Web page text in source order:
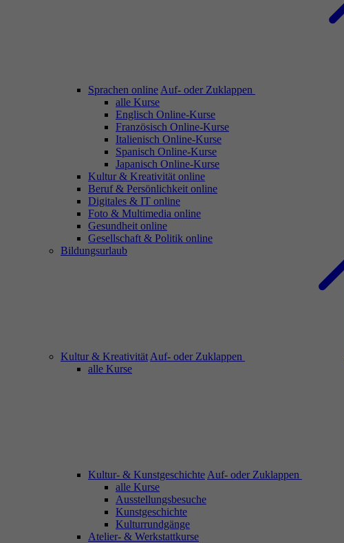
Sprachen online Auf- oder Zuklappen
alle Kurse
Englisch Online-Kurse
Französisch Online-Kurse
Italienisch Online-Kurse
Spanisch Online-Kurse
Japanisch Online-Kurse
Kultur & Kreativität online
Beruf & Persönlichkeit online
Digitales & IT online
Foto & Multimedia online
Gesundheit online
Gesellschaft & Politik online
Bildungsurlaub
Kultur & Kreativität Auf- oder Zuklappen
alle Kurse
Kultur- & Kunstgeschichte Auf- oder Zuklappen
alle Kurse
Ausstellungsbesuche
Kunstgeschichte
Kulturrundgänge
Atelier- & Werkstattkurse